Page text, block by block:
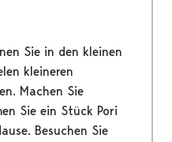
Sie in den kleinen
kleineren
Machen Sie
Sie ein Stück Pori
Besuchen Sie